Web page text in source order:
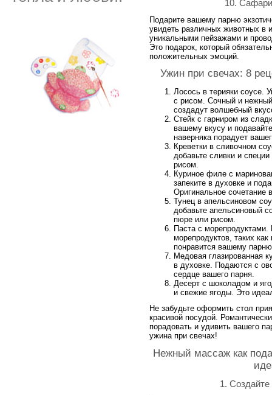
10. Сафари
Подарите вашему парню
увидеть различных животных в
уникальными пейзажами и
Это подарок, который
положительных эмоций.
Ужин при свечах: 8
Лосось в терияки соусе.
с рисом. Сочный и
создадут волшебный
Стейк с гарниром из
вашему вкусу и
наверняка порадует
Креветки в сливочном
добавьте сливки и
рисом.
Куриное филе с
запеките в духовке и
Оригинальное сочетание
Тунец в апельсиновом
добавьте апельсиновый
пюре или рисом.
Паста с
морепродуктов, таких
понравится вашему
Медовая глазированная
в духовке. Подаются с
сердце вашего парня.
Десерт с шоколадом и
и свежие ягоды. Это
Не забудьте оформить стол
красивой посудой.
порадовать и удивить вашего
ужина при свечах!
Нежный массаж как
1.